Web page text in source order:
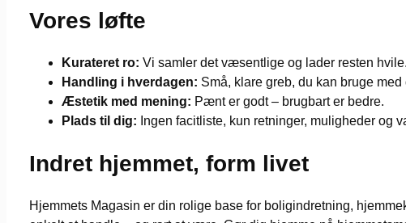
Vores løfte
Kurateret ro: Vi samler det væsentlige og lader resten hvile.
Handling i hverdagen: Små, klare greb, du kan bruge med
Æstetik med mening: Pænt er godt – brugbart er bedre.
Plads til dig: Ingen facitliste, kun retninger, muligheder og
Indret hjemmet, form livet
Hjemmets Magasin er din rolige base for boligindretning,